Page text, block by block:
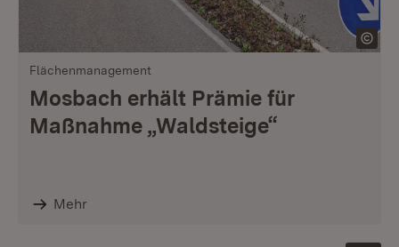
Flächenmanagement
Mosbach erhält Prämie für
Maßnahme „Waldsteige“
Mehr